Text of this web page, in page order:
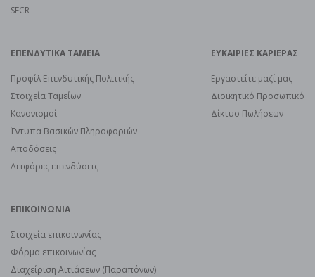
SFCR
ΕΠΕΝΔΥΤΙΚΑ ΤΑΜΕΙΑ
Προφίλ Επενδυτικής Πολιτικής
Στοιχεία Ταμείων
Κανονισμοί
Έντυπα Βασικών Πληροφοριών
Αποδόσεις
Αειφόρες επενδύσεις
ΕΥΚΑΙΡΙΕΣ ΚΑΡΙΕΡΑΣ
Εργαστείτε μαζί μας
Διοικητικό Προσωπικό
Δίκτυο Πωλήσεων
ΕΠΙΚΟΙΝΩΝΙΑ
Στοιχεία επικοινωνίας
Φόρμα επικοινωνίας
Διαχείριση Αιτιάσεων (Παραπόνων)